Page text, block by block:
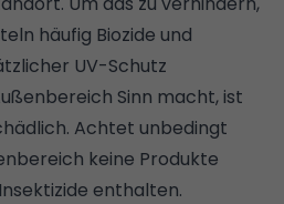
häufig Biozide und
UV-Schutz
Sinn macht, ist
Achtet unbedingt
keine Produkte
enthalten.